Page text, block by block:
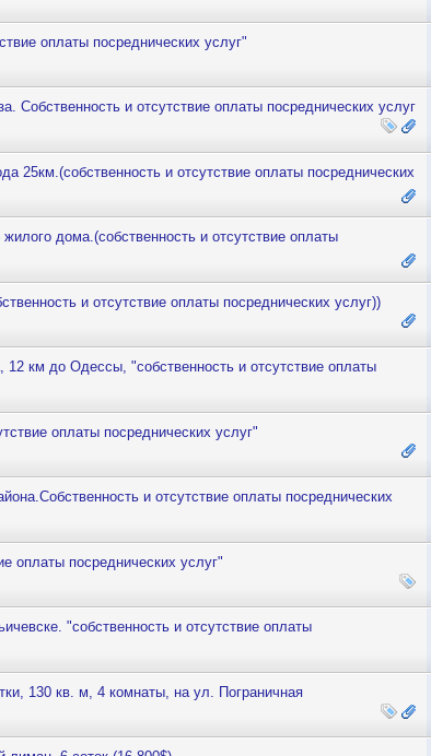
оплаты посреднических услуг"
Собственность и отсутствие оплаты посреднических услуг
25км.(собственность и отсутствие оплаты посреднических
дома.(собственность и отсутствие оплаты
и отсутствие оплаты посреднических услуг))
км до Одессы, "собственность и отсутствие оплаты
оплаты посреднических услуг"
и отсутствие оплаты посреднических
оплаты посреднических услуг"
"собственность и отсутствие оплаты
130 кв. м, 4 комнаты, на ул. Пограничная